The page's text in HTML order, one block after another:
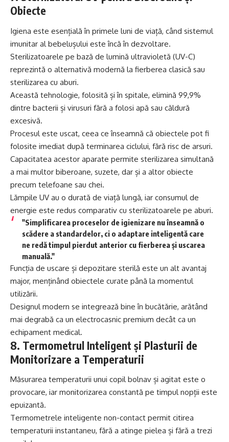
Obiecte
Igiena este esențială în primele luni de viață, când sistemul
imunitar al bebelușului este încă în dezvoltare.
Sterilizatoarele pe bază de lumină ultravioletă (UV-C)
reprezintă o alternativă modernă la fierberea clasică sau
sterilizarea cu aburi.
Această tehnologie, folosită și în spitale, elimină 99,9%
dintre bacterii și virusuri fără a folosi apă sau căldură
excesivă.
Procesul este uscat, ceea ce înseamnă că obiectele pot fi
folosite imediat după terminarea ciclului, fără risc de arsuri.
Capacitatea acestor aparate permite sterilizarea simultană
a mai multor biberoane, suzete, dar și a altor obiecte
precum telefoane sau chei.
Lămpile UV au o durată de viață lungă, iar consumul de
energie este redus comparativ cu sterilizatoarele pe aburi.
"Simplificarea proceselor de igienizare nu înseamnă o
scădere a standardelor, ci o adaptare inteligentă care
ne redă timpul pierdut anterior cu fierberea și uscarea
manuală."
Funcția de uscare și depozitare sterilă este un alt avantaj
major, menținând obiectele curate până la momentul
utilizării.
Designul modern se integrează bine în bucătărie, arătând
mai degrabă ca un electrocasnic premium decât ca un
echipament medical.
8. Termometrul Inteligent și Plasturii de
Monitorizare a Temperaturii
Măsurarea temperaturii unui copil bolnav și agitat este o
provocare, iar monitorizarea constantă pe timpul nopții este
epuizantă.
Termometrele inteligente non-contact permit citirea
temperaturii instantaneu, fără a atinge pielea și fără a trezi